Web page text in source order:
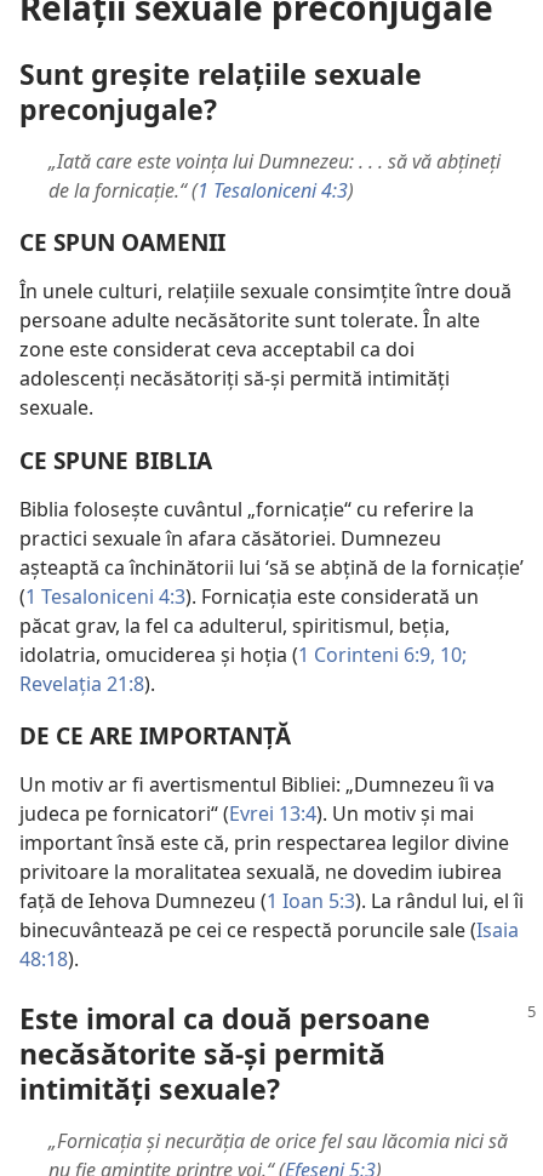
Sunt greşite relaţiile sexuale
preconjugale?
„Iată care este voinţa lui Dumnezeu: . . . să vă abţineţi
de la fornicaţie.“ (1 Tesaloniceni 4:3)
CE SPUN OAMENII
În unele culturi, relaţiile sexuale consimţite între două
persoane adulte necăsătorite sunt tolerate. În alte
zone este considerat ceva acceptabil ca doi
adolescenţi necăsătoriţi să-şi permită intimităţi
sexuale.
CE SPUNE BIBLIA
Biblia foloseşte cuvântul „fornicaţie“ cu referire la
practici sexuale în afara căsătoriei. Dumnezeu
aşteaptă ca închinătorii lui ‘să se abţină de la fornicaţie’
(1 Tesaloniceni 4:3). Fornicaţia este considerată un
păcat grav, la fel ca adulterul, spiritismul, beţia,
idolatria, omuciderea şi hoţia (1 Corinteni 6:9, 10;
Revelaţia 21:8).
DE CE ARE IMPORTANŢĂ
Un motiv ar fi avertismentul Bibliei: „Dumnezeu îi va
judeca pe fornicatori“ (Evrei 13:4). Un motiv şi mai
important însă este că, prin respectarea legilor divine
privitoare la moralitatea sexuală, ne dovedim iubirea
faţă de Iehova Dumnezeu (1 Ioan 5:3). La rândul lui, el îi
binecuvântează pe cei ce respectă poruncile sale (Isaia
48:18).
Este imoral ca două persoane
necăsătorite să-şi permită
intimităţi sexuale?
„Fornicaţia şi necurăţia de orice fel sau lăcomia nici să
nu fie amintite printre voi.“ (Efeseni 5:3)